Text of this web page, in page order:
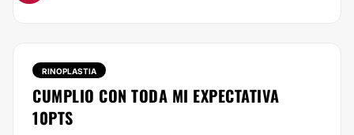
RINOPLASTIA
CUMPLIO CON TODA MI EXPECTATIVA
10PTS